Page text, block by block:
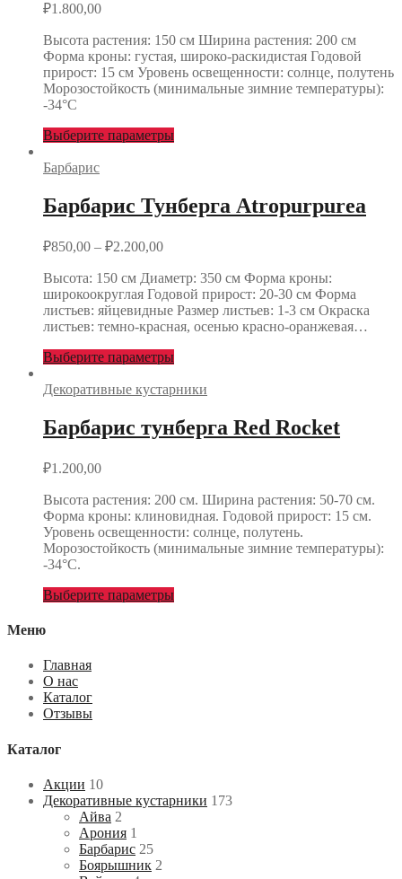
₽1.800,00
Высота растения: 150 cм Ширина растения: 200 cм
Форма кроны: густая, широко-раскидистая Годовой
прирост: 15 см Уровень освещенности: солнце, полутень
Морозостойкость (минимальные зимние температуры):
-34°С
Выберите параметры
Барбарис
Барбарис Тунберга Atropurpurea
₽850,00 – ₽2.200,00
Высота: 150 см Диаметр: 350 см Форма кроны:
широкоокруглая Годовой прирост: 20-30 см Форма
листьев: яйцевидные Размер листьев: 1-3 см Окраска
листьев: темно-красная, осенью красно-оранжевая…
Выберите параметры
Декоративные кустарники
Барбарис тунберга Red Rocket
₽1.200,00
Высота растения: 200 cм. Ширина растения: 50-70 cм.
Форма кроны: клиновидная. Годовой прирост: 15 см.
Уровень освещенности: солнце, полутень.
Морозостойкость (минимальные зимние температуры):
-34°С.
Выберите параметры
Меню
Главная
О нас
Каталог
Отзывы
Каталог
Акции 10
Декоративные кустарники 173
Айва 2
Арония 1
Барбарис 25
Боярышник 2